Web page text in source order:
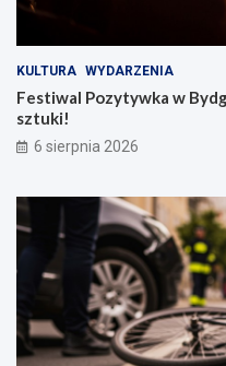
KULTURA WYDARZENIA
Festiwal Pozytywka w
sztuki!
6 sierpnia 2026